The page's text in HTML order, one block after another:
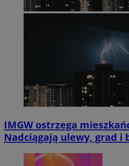
IMGW ostrzega
Nadciągają ulewy, grad i